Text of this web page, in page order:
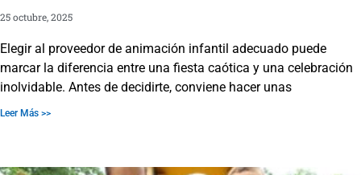
25 octubre, 2025
Elegir al proveedor de animación infantil adecuado puede
marcar la diferencia entre una fiesta caótica y una celebración
inolvidable. Antes de decidirte, conviene hacer unas
Leer Más >>